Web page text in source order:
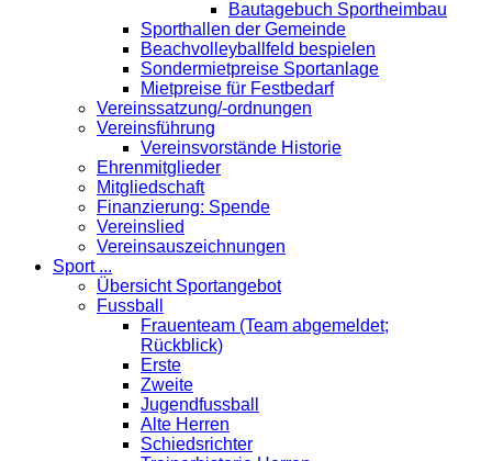
Bautagebuch Sportheimbau
Sporthallen der Gemeinde
Beachvolleyballfeld bespielen
Sondermietpreise Sportanlage
Mietpreise für Festbedarf
Vereinssatzung/-ordnungen
Vereinsführung
Vereinsvorstände Historie
Ehrenmitglieder
Mitgliedschaft
Finanzierung: Spende
Vereinslied
Vereinsauszeichnungen
Sport ...
Übersicht Sportangebot
Fussball
Frauenteam (Team abgemeldet;
Rückblick)
Erste
Zweite
Jugendfussball
Alte Herren
Schiedsrichter